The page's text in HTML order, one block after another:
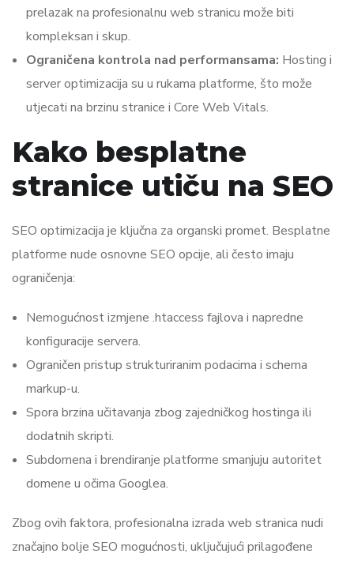
prelazak na profesionalnu web stranicu može biti
kompleksan i skup.
Ograničena kontrola nad performansama: Hosting i
server optimizacija su u rukama platforme, što može
utjecati na brzinu stranice i Core Web Vitals.
Kako besplatne
stranice utiču na SEO
SEO optimizacija je ključna za organski promet. Besplatne
platforme nude osnovne SEO opcije, ali često imaju
ograničenja:
Nemogućnost izmjene .htaccess fajlova i napredne
konfiguracije servera.
Ograničen pristup strukturiranim podacima i schema
markup-u.
Spora brzina učitavanja zbog zajedničkog hostinga ili
dodatnih skripti.
Subdomena i brendiranje platforme smanjuju autoritet
domene u očima Googlea.
Zbog ovih faktora, profesionalna izrada web stranica nudi
značajno bolje SEO mogućnosti, uključujući prilagođene